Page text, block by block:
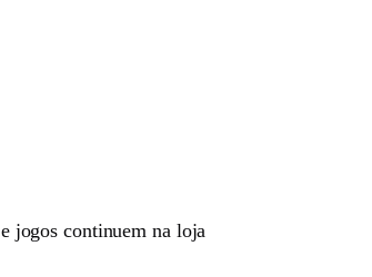
jogos continuem na loja